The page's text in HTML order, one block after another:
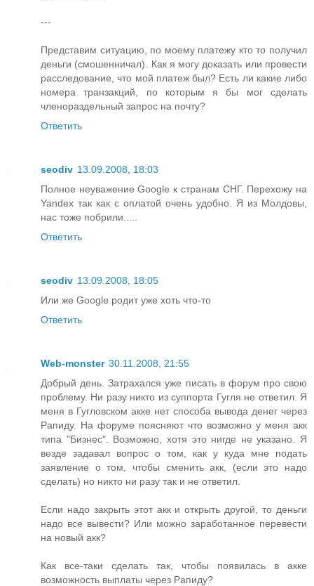
---
Представим ситуацию, по моему платежу кто то получил
деньги (смошенничал). Как я могу доказать или провести
расследование, что мой платеж был? Есть ли какие либо
номера транзакций, по которым я бы мог сделать
членораздельный запрос на почту?
Ответить
seodiv 13.09.2008, 18:03
Полное неуважение Google к странам СНГ. Перехожу на
Yandex так как с оплатой очень удобно. Я из Молдовы,
нас тоже побрили.....
Ответить
seodiv 13.09.2008, 18:05
Или же Google родит уже хоть что-то
Ответить
Web-monster 30.11.2008, 21:55
Добрый день. Затрахался уже писать в форум про свою
проблему. Ни разу никто из суппорта Гугля не ответил. Я
меня в Гугловском акке нет способа вывода денег через
Рапиду. На форуме поясняют что возможно у меня акк
типа "Бизнес". Возможно, хотя это нигде не указано. Я
везде задавал вопрос о том, как у куда мне подать
заявление о том, чтобы сменить акк, (если это надо
сделать) но никто ни разу так и не ответил.
Если надо закрыть этот акк и открыть другой, то деньги
надо все вывести? Или можно заработанное перевести
на новый акк?
Как все-таки сделать так, чтобы появилась в акке
возможность выплаты через Рапиду?